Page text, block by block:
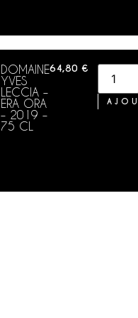
DOMAINE
YVES
LECCIA –
ERA ORA
– 2019 –
75 CL
64,80 €